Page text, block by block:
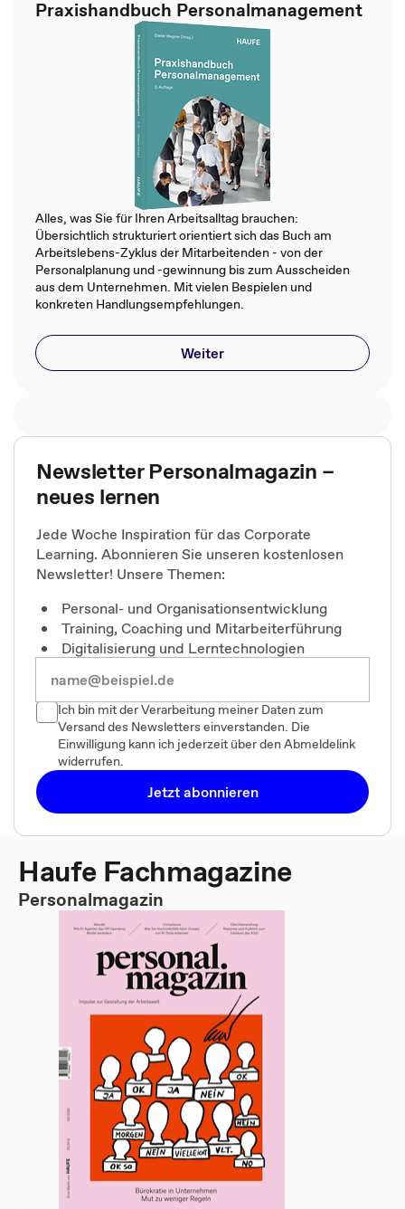
Praxishandbuch Personalmanagement
Alles, was Sie für Ihren Arbeitsalltag brauchen:
Übersichtlich strukturiert orientiert sich das Buch am
Arbeitslebens-Zyklus der Mitarbeitenden - von der
Personalplanung und -gewinnung bis zum Ausscheiden
aus dem Unternehmen. Mit vielen Bespielen und
konkreten Handlungsempfehlungen.
Weiter
Newsletter Personalmagazin –
neues lernen
Jede Woche Inspiration für das Corporate
Learning. Abonnieren Sie unseren kostenlosen
Newsletter! Unsere Themen:
Personal- und Organisationsentwicklung
Training, Coaching und Mitarbeiterführung
Digitalisierung und Lerntechnologien
Ich bin mit der Verarbeitung meiner Daten zum
Versand des Newsletters einverstanden. Die
Einwilligung kann ich jederzeit über den Abmeldelink
widerrufen.
Jetzt abonnieren
Haufe Fachmagazine
Personalmagazin